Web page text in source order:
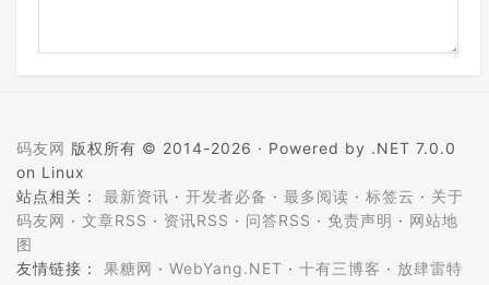
码友网 版权所有 © 2014-2026 · Powered by .NET 7.0.0
on Linux
站点相关： 最新资讯 · 开发者必备 · 最多阅读 · 标签云 · 关于
码友网 · 文章RSS · 资讯RSS · 问答RSS · 免责声明 · 网站地
图
友情链接： 果糖网 · WebYang.NET · 十有三博客 · 放肆雷特